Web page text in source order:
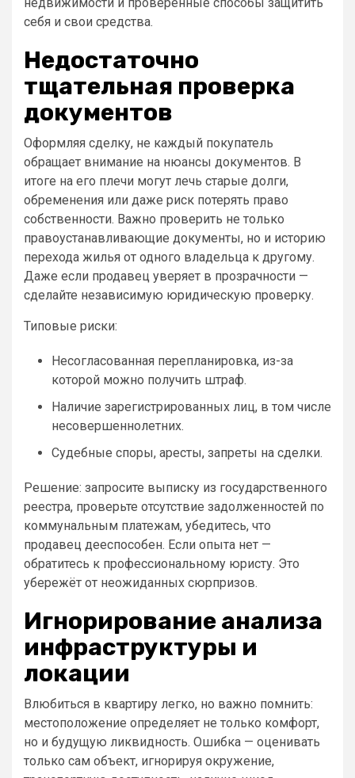
себя и свои средства.
Недостаточно
тщательная проверка
документов
Оформляя сделку, не каждый покупатель
обращает внимание на нюансы документов. В
итоге на его плечи могут лечь старые долги,
обременения или даже риск потерять право
собственности. Важно проверить не только
правоустанавливающие документы, но и историю
перехода жилья от одного владельца к другому.
Даже если продавец уверяет в прозрачности —
сделайте независимую юридическую проверку.
Типовые риски:
Несогласованная перепланировка, из-за
которой можно получить штраф.
Наличие зарегистрированных лиц, в том числе
несовершеннолетних.
Судебные споры, аресты, запреты на сделки.
Решение: запросите выписку из государственного
реестра, проверьте отсутствие задолженностей по
коммунальным платежам, убедитесь, что
продавец дееспособен. Если опыта нет —
обратитесь к профессиональному юристу. Это
убережёт от неожиданных сюрпризов.
Игнорирование анализа
инфраструктуры и
локации
Влюбиться в квартиру легко, но важно помнить:
местоположение определяет не только комфорт,
но и будущую ликвидность. Ошибка — оценивать
только сам объект, игнорируя окружение,